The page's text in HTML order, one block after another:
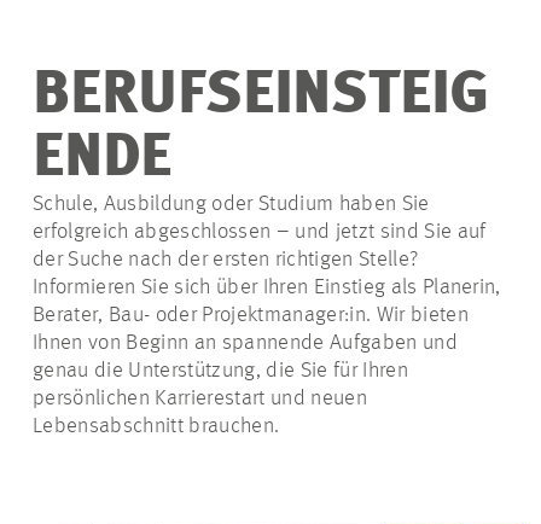
RUND UMS BEWERBEN
STELLENANGEBOTE
BERUFSEINSTEIG
ENDE
Schule, Ausbildung oder Studium haben Sie
erfolgreich abgeschlossen – und jetzt sind Sie auf
der Suche nach der ersten richtigen Stelle?
Informieren Sie sich über Ihren Einstieg als Planerin,
Berater, Bau- oder Projektmanager:in. Wir bieten
Ihnen von Beginn an spannende Aufgaben und
genau die Unterstützung, die Sie für Ihren
persönlichen Karrierestart und neuen
Lebensabschnitt brauchen.